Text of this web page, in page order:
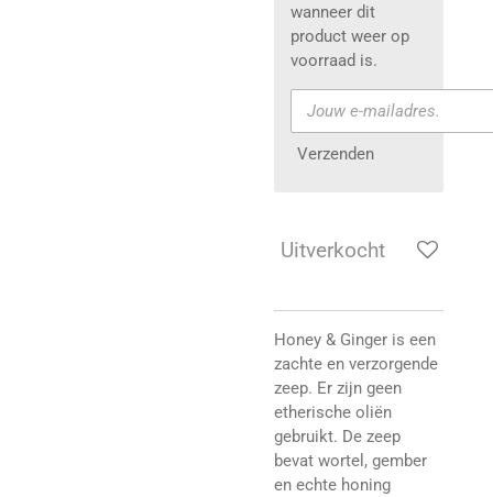
wanneer dit
product weer op
voorraad is.
Verzenden
Uitverkocht
Honey & Ginger is een
zachte en verzorgende
zeep. Er zijn geen
etherische oliën
gebruikt. De zeep
bevat wortel, gember
en echte honing